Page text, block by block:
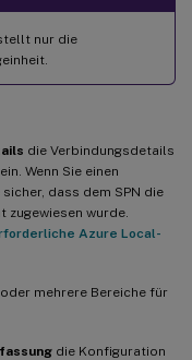
nur die
die Verbindungsdetails
Wenn Sie einen
dass dem SPN die
zugewiesen wurde.
Azure Local-
mehrere Bereiche für
die Konfiguration